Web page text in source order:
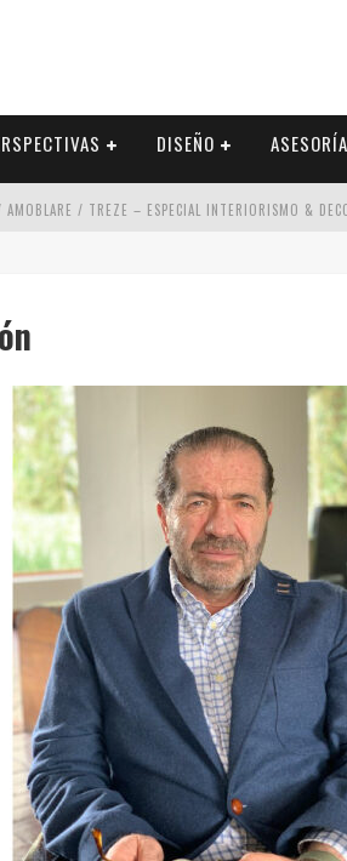
DISEÑO ASESORÍA
AMOBLARE / TREZE – ESPECIAL INTERIORISMO &
– ESPECIAL INTERIORISMO &
DESIGN STUDIO – ESPECIAL INTERIORISMO &